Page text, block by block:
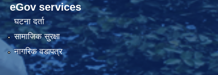
eGov services
घटना दर्ता
सामाजिक सुरक्षा
नागरिक वडापत्र